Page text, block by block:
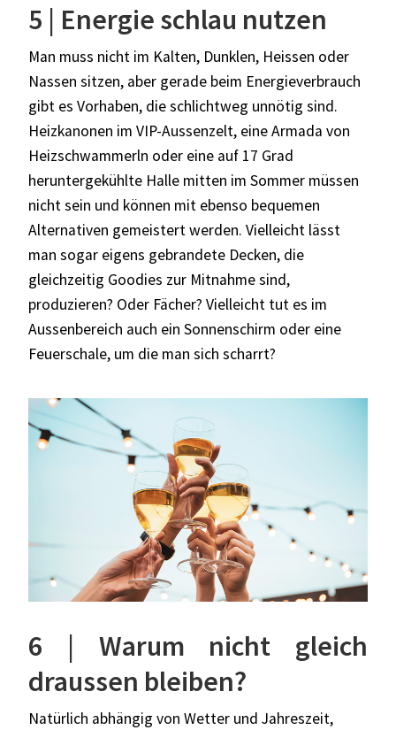
5 | Energie schlau nutzen
Man muss nicht im Kalten, Dunklen, Heissen oder
Nassen sitzen, aber gerade beim Energieverbrauch
gibt es Vorhaben, die schlichtweg unnötig sind.
Heizkanonen im VIP-Aussenzelt, eine Armada von
Heizschwammerln oder eine auf 17 Grad
heruntergekühlte Halle mitten im Sommer müssen
nicht sein und können mit ebenso bequemen
Alternativen gemeistert werden. Vielleicht lässt
man sogar eigens gebrandete Decken, die
gleichzeitig Goodies zur Mitnahme sind,
produzieren? Oder Fächer? Vielleicht tut es im
Aussenbereich auch ein Sonnenschirm oder eine
Feuerschale, um die man sich scharrt?
6 | Warum nicht gleich
draussen bleiben?
Natürlich abhängig von Wetter und Jahreszeit,